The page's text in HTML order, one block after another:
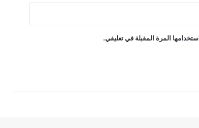
المرة المقبلة في تعليقي.